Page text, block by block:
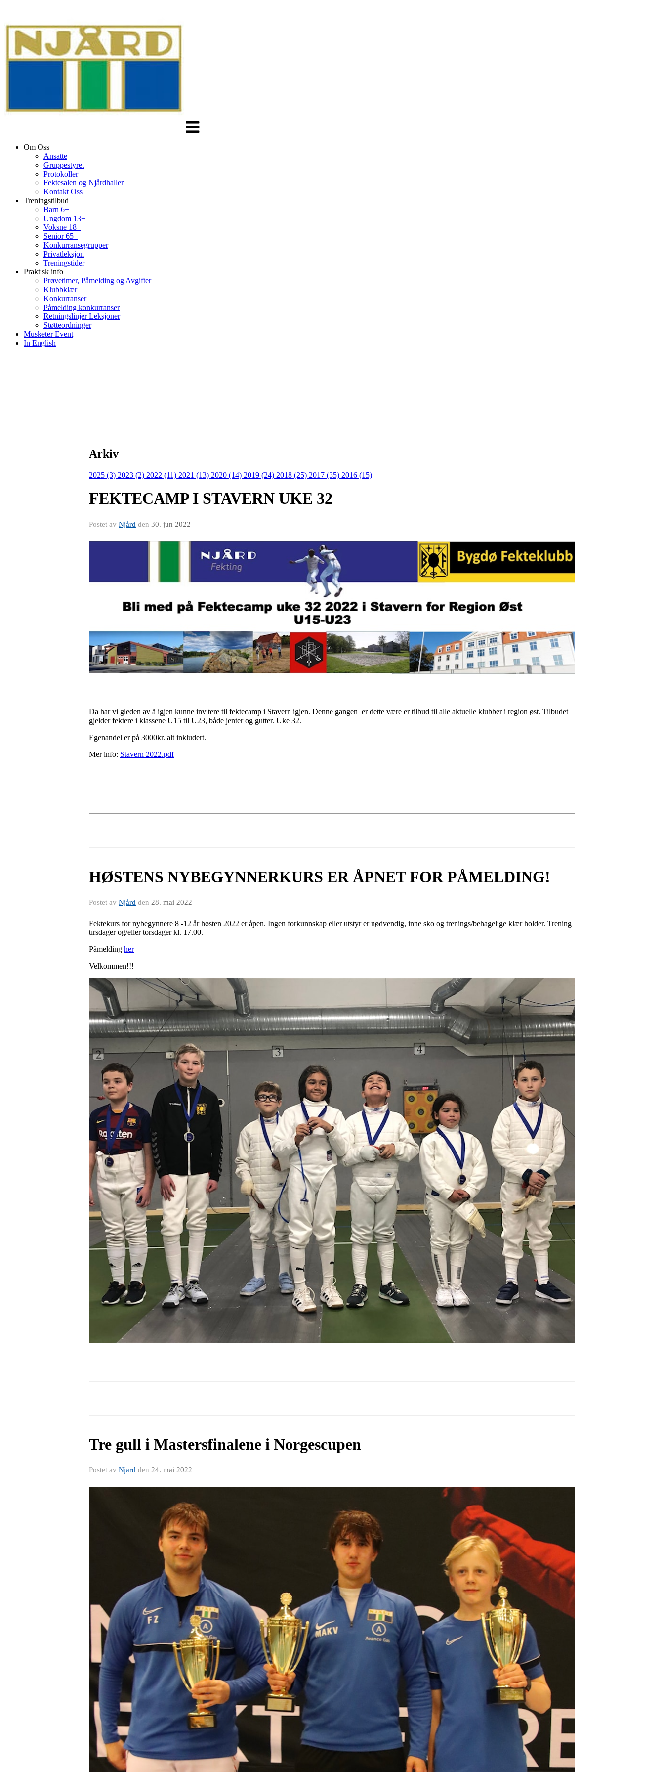
Om Oss
Ansatte
Gruppestyret
Protokoller
Fektesalen og Njårdhallen
Kontakt Oss
Treningstilbud
Barn 6+
Ungdom 13+
Voksne 18+
Senior 65+
Konkurransegrupper
Privatleksjon
Treningstider
Praktisk info
Prøvetimer, Påmelding og Avgifter
Klubbklær
Konkurranser
Påmelding konkurranser
Retningslinjer Leksjoner
Støtteordninger
Musketer Event
In English
Arkiv
2025 (3) 2023 (2) 2022 (11) 2021 (13) 2020 (14) 2019 (24) 2018 (25) 2017 (35) 2016 (15)
FEKTECAMP I STAVERN UKE 32
Postet av Njård den 30. jun 2022
Da har vi gleden av å igjen kunne invitere til fektecamp i Stavern igjen. Denne gangen er dette være er tilbud til alle aktuelle klubber i region øst. Tilbudet
gjelder fektere i klassene U15 til U23, både jenter og gutter. Uke 32.
Egenandel er på 3000kr. alt inkludert.
Mer info: Stavern 2022.pdf
HØSTENS NYBEGYNNERKURS ER ÅPNET FOR PÅMELDING!
Postet av Njård den 28. mai 2022
Fektekurs for nybegynnere 8 -12 år høsten 2022 er åpen. Ingen forkunnskap eller utstyr er nødvendig, inne sko og trenings/behagelige klær holder. Trening
tirsdager og/eller torsdager kl. 17.00.
Påmelding her
Velkommen!!!
Tre gull i Mastersfinalene i Norgescupen
Postet av Njård den 24. mai 2022